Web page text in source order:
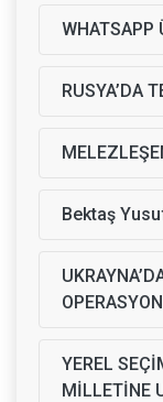
WHATSAPP
RUSYA’DA
Bektaş
YEREL
MİLLETİNE